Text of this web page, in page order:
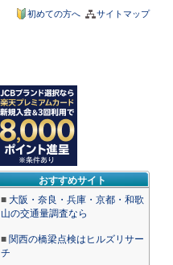
サイトマップ
初めての方へ
おすすめサイト
■ 大阪・奈良・兵庫・京都・和歌
山の交通量調査なら
■ 関西の橋梁点検はヒルズリサー
チ